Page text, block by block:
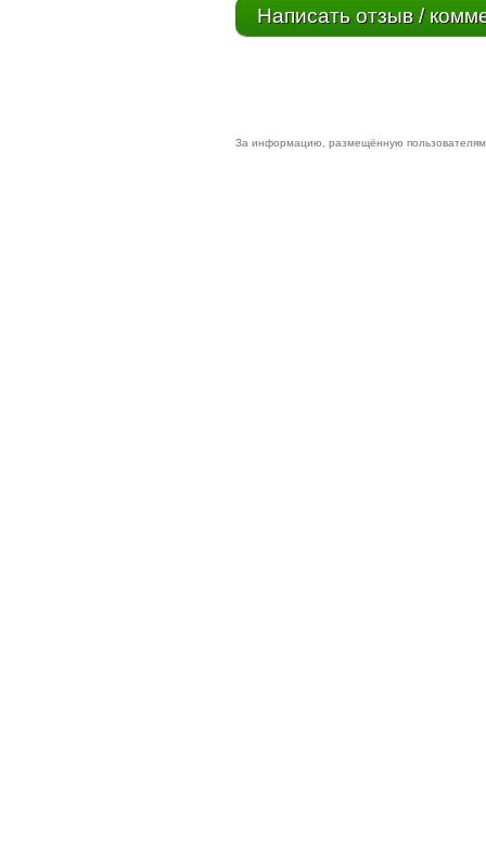
Написать отзыв /
За информацию, размещённую